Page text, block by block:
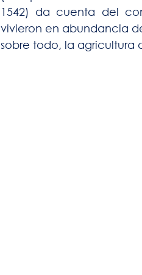
1542) da cuenta del
vivieron en abundancia
sobre todo, la agricultura